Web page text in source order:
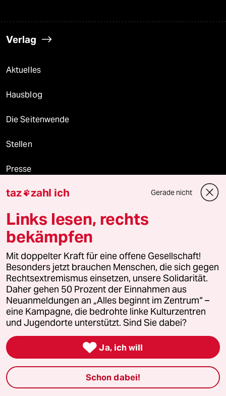
Verlag
Aktuelles
Hausblog
Die Seitenwende
Stellen
Presse
Unterstützen
abo
genossenschaft
taz zahl ich
recherchefonds ausland
panterstiftung
panterpreis 2026
taz zahl ich Gerade nicht
Links lesen, rechts
bekämpfen
Mit doppelter Kraft für eine offene Gesellschaft!
Besonders jetzt brauchen Menschen, die sich gegen
Rechtsextremismus einsetzen, unsere Solidarität.
Daher gehen 50 Prozent der Einnahmen aus
Neuanmeldungen an „Alles beginnt im Zentrum“ –
eine Kampagne, die bedrohte linke Kulturzentren
und Jugendorte unterstützt. Sind Sie dabei?
 Ja, ich will
Schon dabei!